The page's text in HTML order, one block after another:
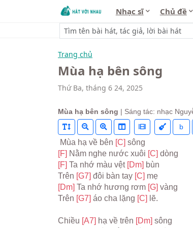
Nhạc sĩ Chủ đề
Trang chủ
Mùa hạ bên sông
Thứ Ba, tháng 6 24, 2025
Mùa hạ bên sông | Sáng tác: nhạc
b
Mùa hạ về bên [C] sông
[F] Nằm nghe nước xuôi [C] dòng
[F] Ta nhớ màu vệt [Dm] bùn
Trên [G7] đôi bàn tay [C] mẹ
[Dm] Ta nhớ hương rơm [G] vàng
Trên [G7] áo cha lặng [C] lẽ.
Chiều [A7] hạ về trên [Dm] sông